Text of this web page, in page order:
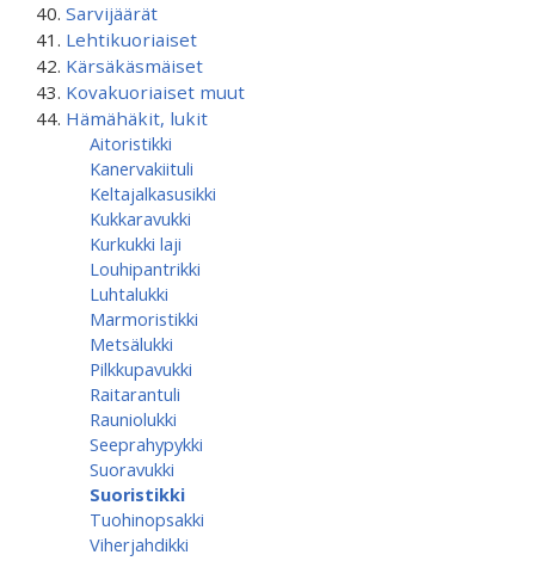
Sarvijäärät
Lehtikuoriaiset
Kärsäkäsmäiset
Kovakuoriaiset muut
Hämähäkit, lukit
Aitoristikki
Kanervakiituli
Keltajalkasusikki
Kukkaravukki
Kurkukki laji
Louhipantrikki
Luhtalukki
Marmoristikki
Metsälukki
Pilkkupavukki
Raitarantuli
Rauniolukki
Seeprahypykki
Suoravukki
Suoristikki
Tuohinopsakki
Viherjahdikki